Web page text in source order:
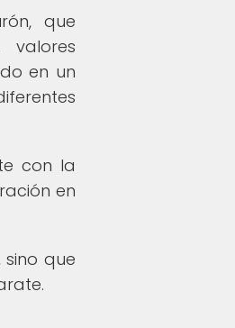
que
en un
con la
en
que